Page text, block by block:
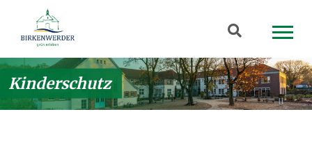
Zum Hauptinhalt springen
Suchbegriff
Kinderschutz